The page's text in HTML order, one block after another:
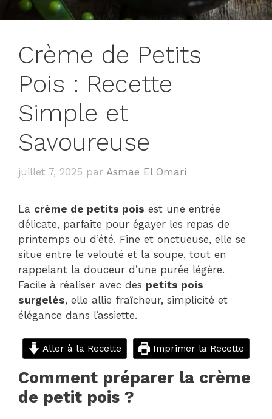
Crème de Petits
Pois : Recette
Simple et
Savoureuse
juillet 7, 2025 par Asmae El Omari
La crème de petits pois est une entrée
délicate, parfaite pour égayer les repas de
printemps ou d’été. Fine et onctueuse, elle se
situe entre le velouté et la soupe, tout en
rappelant la douceur d’une purée légère.
Facile à réaliser avec des petits pois
surgelés, elle allie fraîcheur, simplicité et
élégance dans l’assiette.
Aller à la Recette Imprimer la Recette
Comment préparer la crème
de petit pois ?